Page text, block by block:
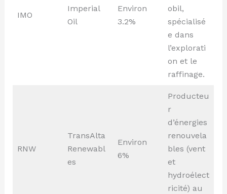
IMO
Imperial
Oil
Environ
3.2%
obil,
spécialisé
e dans
l’explorati
on et le
raffinage.
RNW
TransAlta
Renewabl
es
Environ
6%
Producteu
r
d’énergies
renouvela
bles (vent
et
hydroélect
ricité) au